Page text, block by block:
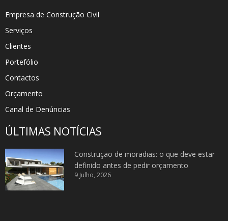
Empresa de Construção Civil
Serviços
Clientes
Portefólio
Contactos
Orçamento
Canal de Denúncias
ÚLTIMAS NOTÍCIAS
Construção de moradias: o que deve estar
definido antes de pedir orçamento
9 Julho, 2026